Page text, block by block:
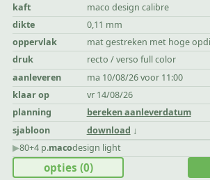
kaft
maco design calibre
dikte
0,11 mm
oppervlak
mat gestreken met hoge
druk
recto / verso full color
aanleveren
ma 10/08/26 voor 11:00
klaar op
vr 14/08/26
planning
bereken aanleverdatum
sjabloon
download
▶︎80+4 p.macodesign light
opties (0)